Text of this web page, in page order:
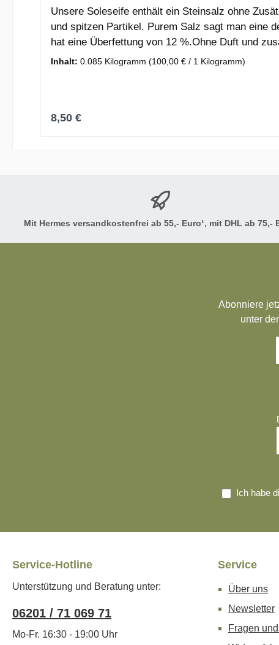
Unsere Soleseife enthält ein Steinsalz ohne
und spitzen Partikel. Purem Salz sagt man eine
hat eine Überfettung von 12 %.Ohne Duft und
Seifenduft, der beim Seife sieden entsteht.Du
Farbe und Muster möglich.
Inhalt: 0.085 Kilogramm (100,00 € / 1 Kilogramm)
Regulärer Preis:
8,50 €
Mit Hermes versandkostenfrei ab 55,- Euro¹, mit DHL ab 75,-
Abonniere
unter
Ich habe
Service-Hotline
Unterstützung und Beratung unter:
06201 / 71 069 71
Mo-Fr. 16:30 - 19:00 Uhr
Service
Über uns
Newsletter
Fragen